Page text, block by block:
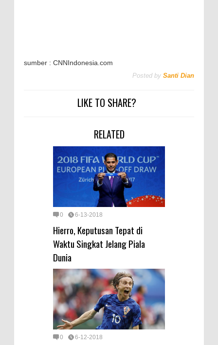
sumber : CNNIndonesia.com
Posted by Santi Dian
LIKE TO SHARE?
RELATED
0 6-13-2018
Hierro, Keputusan Tepat di
Waktu Singkat Jelang Piala
Dunia
0 6-12-2018